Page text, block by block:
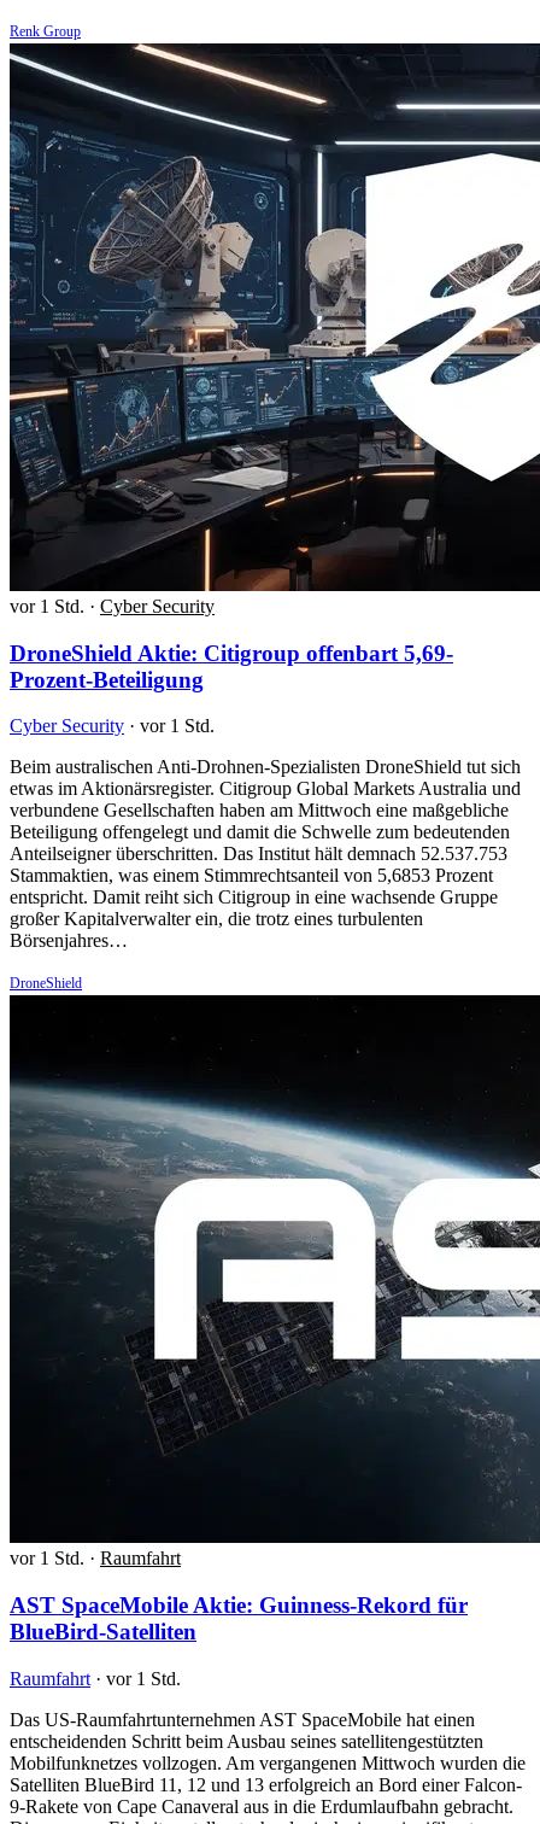
Renk Group
vor 1 Std. · Cyber Security
DroneShield Aktie: Citigroup offenbart 5,69-
Prozent-Beteiligung
Cyber Security · vor 1 Std.
Beim australischen Anti-Drohnen-Spezialisten DroneShield tut sich
etwas im Aktionärsregister. Citigroup Global Markets Australia und
verbundene Gesellschaften haben am Mittwoch eine maßgebliche
Beteiligung offengelegt und damit die Schwelle zum bedeutenden
Anteilseigner überschritten. Das Institut hält demnach 52.537.753
Stammaktien, was einem Stimmrechtsanteil von 5,6853 Prozent
entspricht. Damit reiht sich Citigroup in eine wachsende Gruppe
großer Kapitalverwalter ein, die trotz eines turbulenten
Börsenjahres…
DroneShield
vor 1 Std. · Raumfahrt
AST SpaceMobile Aktie: Guinness-Rekord für
BlueBird-Satelliten
Raumfahrt · vor 1 Std.
Das US-Raumfahrtunternehmen AST SpaceMobile hat einen
entscheidenden Schritt beim Ausbau seines satellitengestützten
Mobilfunknetzes vollzogen. Am vergangenen Mittwoch wurden die
Satelliten BlueBird 11, 12 und 13 erfolgreich an Bord einer Falcon-
9-Rakete von Cape Canaveral aus in die Erdumlaufbahn gebracht.